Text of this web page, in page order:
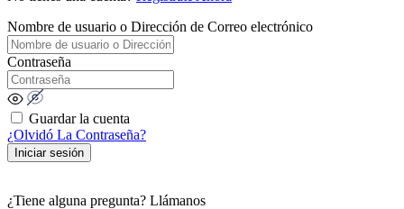
Nombre de usuario o Dirección de Correo electrónico
Contraseña
Guardar la cuenta
¿Olvidó La Contraseña?
Iniciar sesión
¿Tiene alguna pregunta? Llámanos